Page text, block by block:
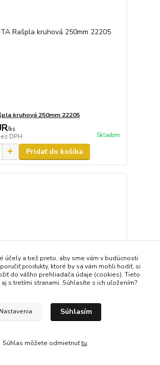
kruhová 250mm 22205
/ks
DPH Skladom
Pridať do košíka
účely a tiež preto, aby sme vám v budúcnosti
produkty, ktoré by sa vám mohli hodiť, si
do vášho prehliadača údaje (cookies). Tieto
s tretími stranami. Súhlasíte s ich uložením?
Nastavenia Súhlasím
Súhlas môžete odmietnuťtu.